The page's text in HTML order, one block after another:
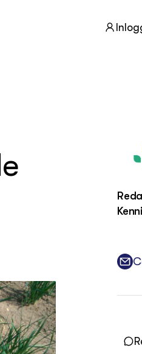
Vakbladen
LEREN
Wiki Groen Kennisnet